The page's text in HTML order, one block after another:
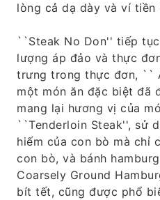
lòng cả dạ dày và ví tiền
``Steak No Don'' tiếp
lượng áp đảo và thực
trưng trong thực đơn, ``
một món ăn đặc biệt đã
mang lại hương vị của
``Tenderloin Steak'', sử
hiếm của con bò mà chỉ
con bò, và bánh
Coarsely Ground
bít tết, cũng được phổ